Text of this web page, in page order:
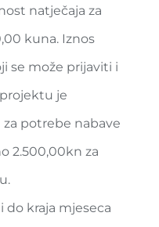
natječaja za
kuna. Iznos
se može prijaviti i
je
potrebe nabave
2.500,00kn za
do kraja mjeseca